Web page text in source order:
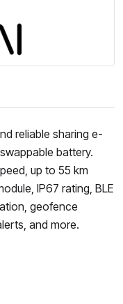
reliable sharing e-
battery.
up to 55 km
IP67 rating, BLE
geofence
and more.